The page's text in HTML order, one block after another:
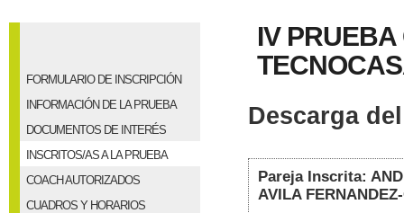
FORMULARIO DE INSCRIPCIÓN
INFORMACIÓN DE LA PRUEBA
DOCUMENTOS DE INTERÉS
INSCRITOS/AS A LA PRUEBA
COACH AUTORIZADOS
CUADROS Y HORARIOS
IV
Descarga
Pareja Inscrita:
AVILA